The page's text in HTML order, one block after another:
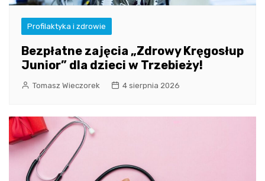
Profilaktyka i zdrowie
Bezpłatne zajęcia „Zdrowy Kręgosłup
Junior” dla dzieci w Trzebieży!
Tomasz Wieczorek 4 sierpnia 2026